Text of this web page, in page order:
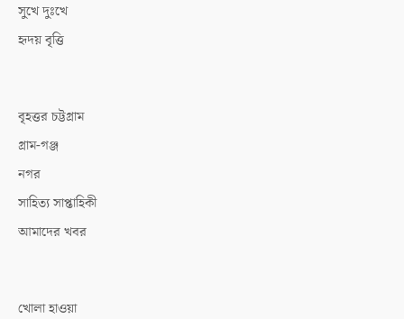
সুখে দুঃখে
হৃদয় বৃত্তি
বৃহত্তর চট্টগ্রাম
গ্রাম-গঞ্জ
নগর
সাহিত্য সাপ্তাহিকী
আমাদের খবর
খোলা হাওয়া